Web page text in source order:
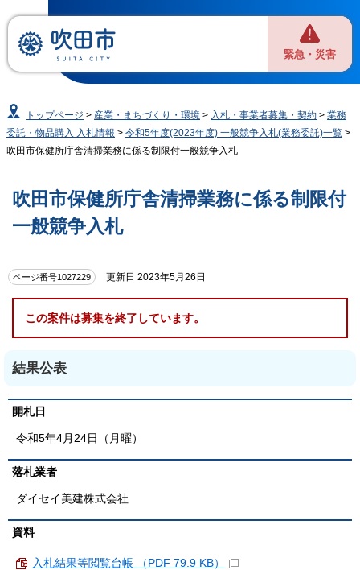
緊急・災害
トップページ > 産業・まちづくり・環境 > 入札・事業者募集・契約 >業務
委託・物品購入 入札情報 > 令和5年度(2023年度) 一般競争入札(業務委託)一覧 >
吹田市保健所庁舎清掃業務に係る制限付一般競争入札
吹田市保健所庁舎清掃業務に係る制限付
一般競争入札
ページ番号1027229 更新日 2023年5月26日
この案件は募集を終了しています。
結果公表
開札日
令和5年4月24日（月曜）
落札業者
ダイセイ美建株式会社
資料
入札結果等閲覧台帳 （PDF 79.9 KB）